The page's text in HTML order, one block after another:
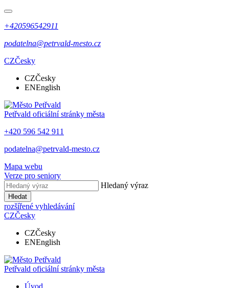
+420596542911
podatelna@petrvald-mesto.cz
CZČesky
CZČesky
ENEnglish
Petřvald oficiální stránky města
+420 596 542 911
podatelna@petrvald-mesto.cz
Mapa webu
Verze pro seniory
Hledaný výraz
Hledat
rozšířené vyhledávání
CZČesky
CZČesky
ENEnglish
Petřvald oficiální stránky města
Úvod